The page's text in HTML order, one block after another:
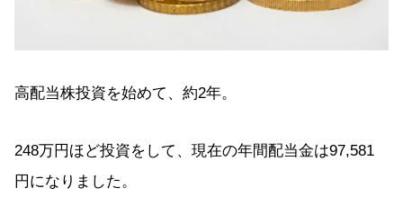
高配当株投資を始めて、約2年。
248万円ほど投資をして、現在の年間配当金は97,581
円になりました。